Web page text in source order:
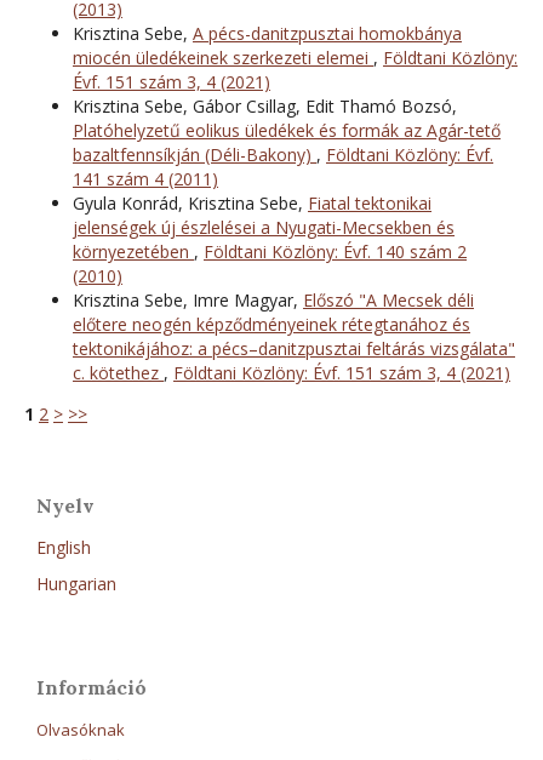
(2013)
Krisztina Sebe, A pécs-danitzpusztai homokbánya
miocén üledékeinek szerkezeti elemei , Földtani Közlöny:
Évf. 151 szám 3, 4 (2021)
Krisztina Sebe, Gábor Csillag, Edit Thamó Bozsó,
Platóhelyzetű eolikus üledékek és formák az Agár-tető
bazaltfennsíkján (Déli-Bakony) , Földtani Közlöny: Évf.
141 szám 4 (2011)
Gyula Konrád, Krisztina Sebe, Fiatal tektonikai
jelenségek új észlelései a Nyugati-Mecsekben és
környezetében , Földtani Közlöny: Évf. 140 szám 2
(2010)
Krisztina Sebe, Imre Magyar, Előszó "A Mecsek déli
előtere neogén képződményeinek rétegtanához és
tektonikájához: a pécs–danitzpusztai feltárás vizsgálata"
c. kötethez , Földtani Közlöny: Évf. 151 szám 3, 4 (2021)
1 2 > >>
Nyelv
English
Hungarian
Információ
Olvasóknak